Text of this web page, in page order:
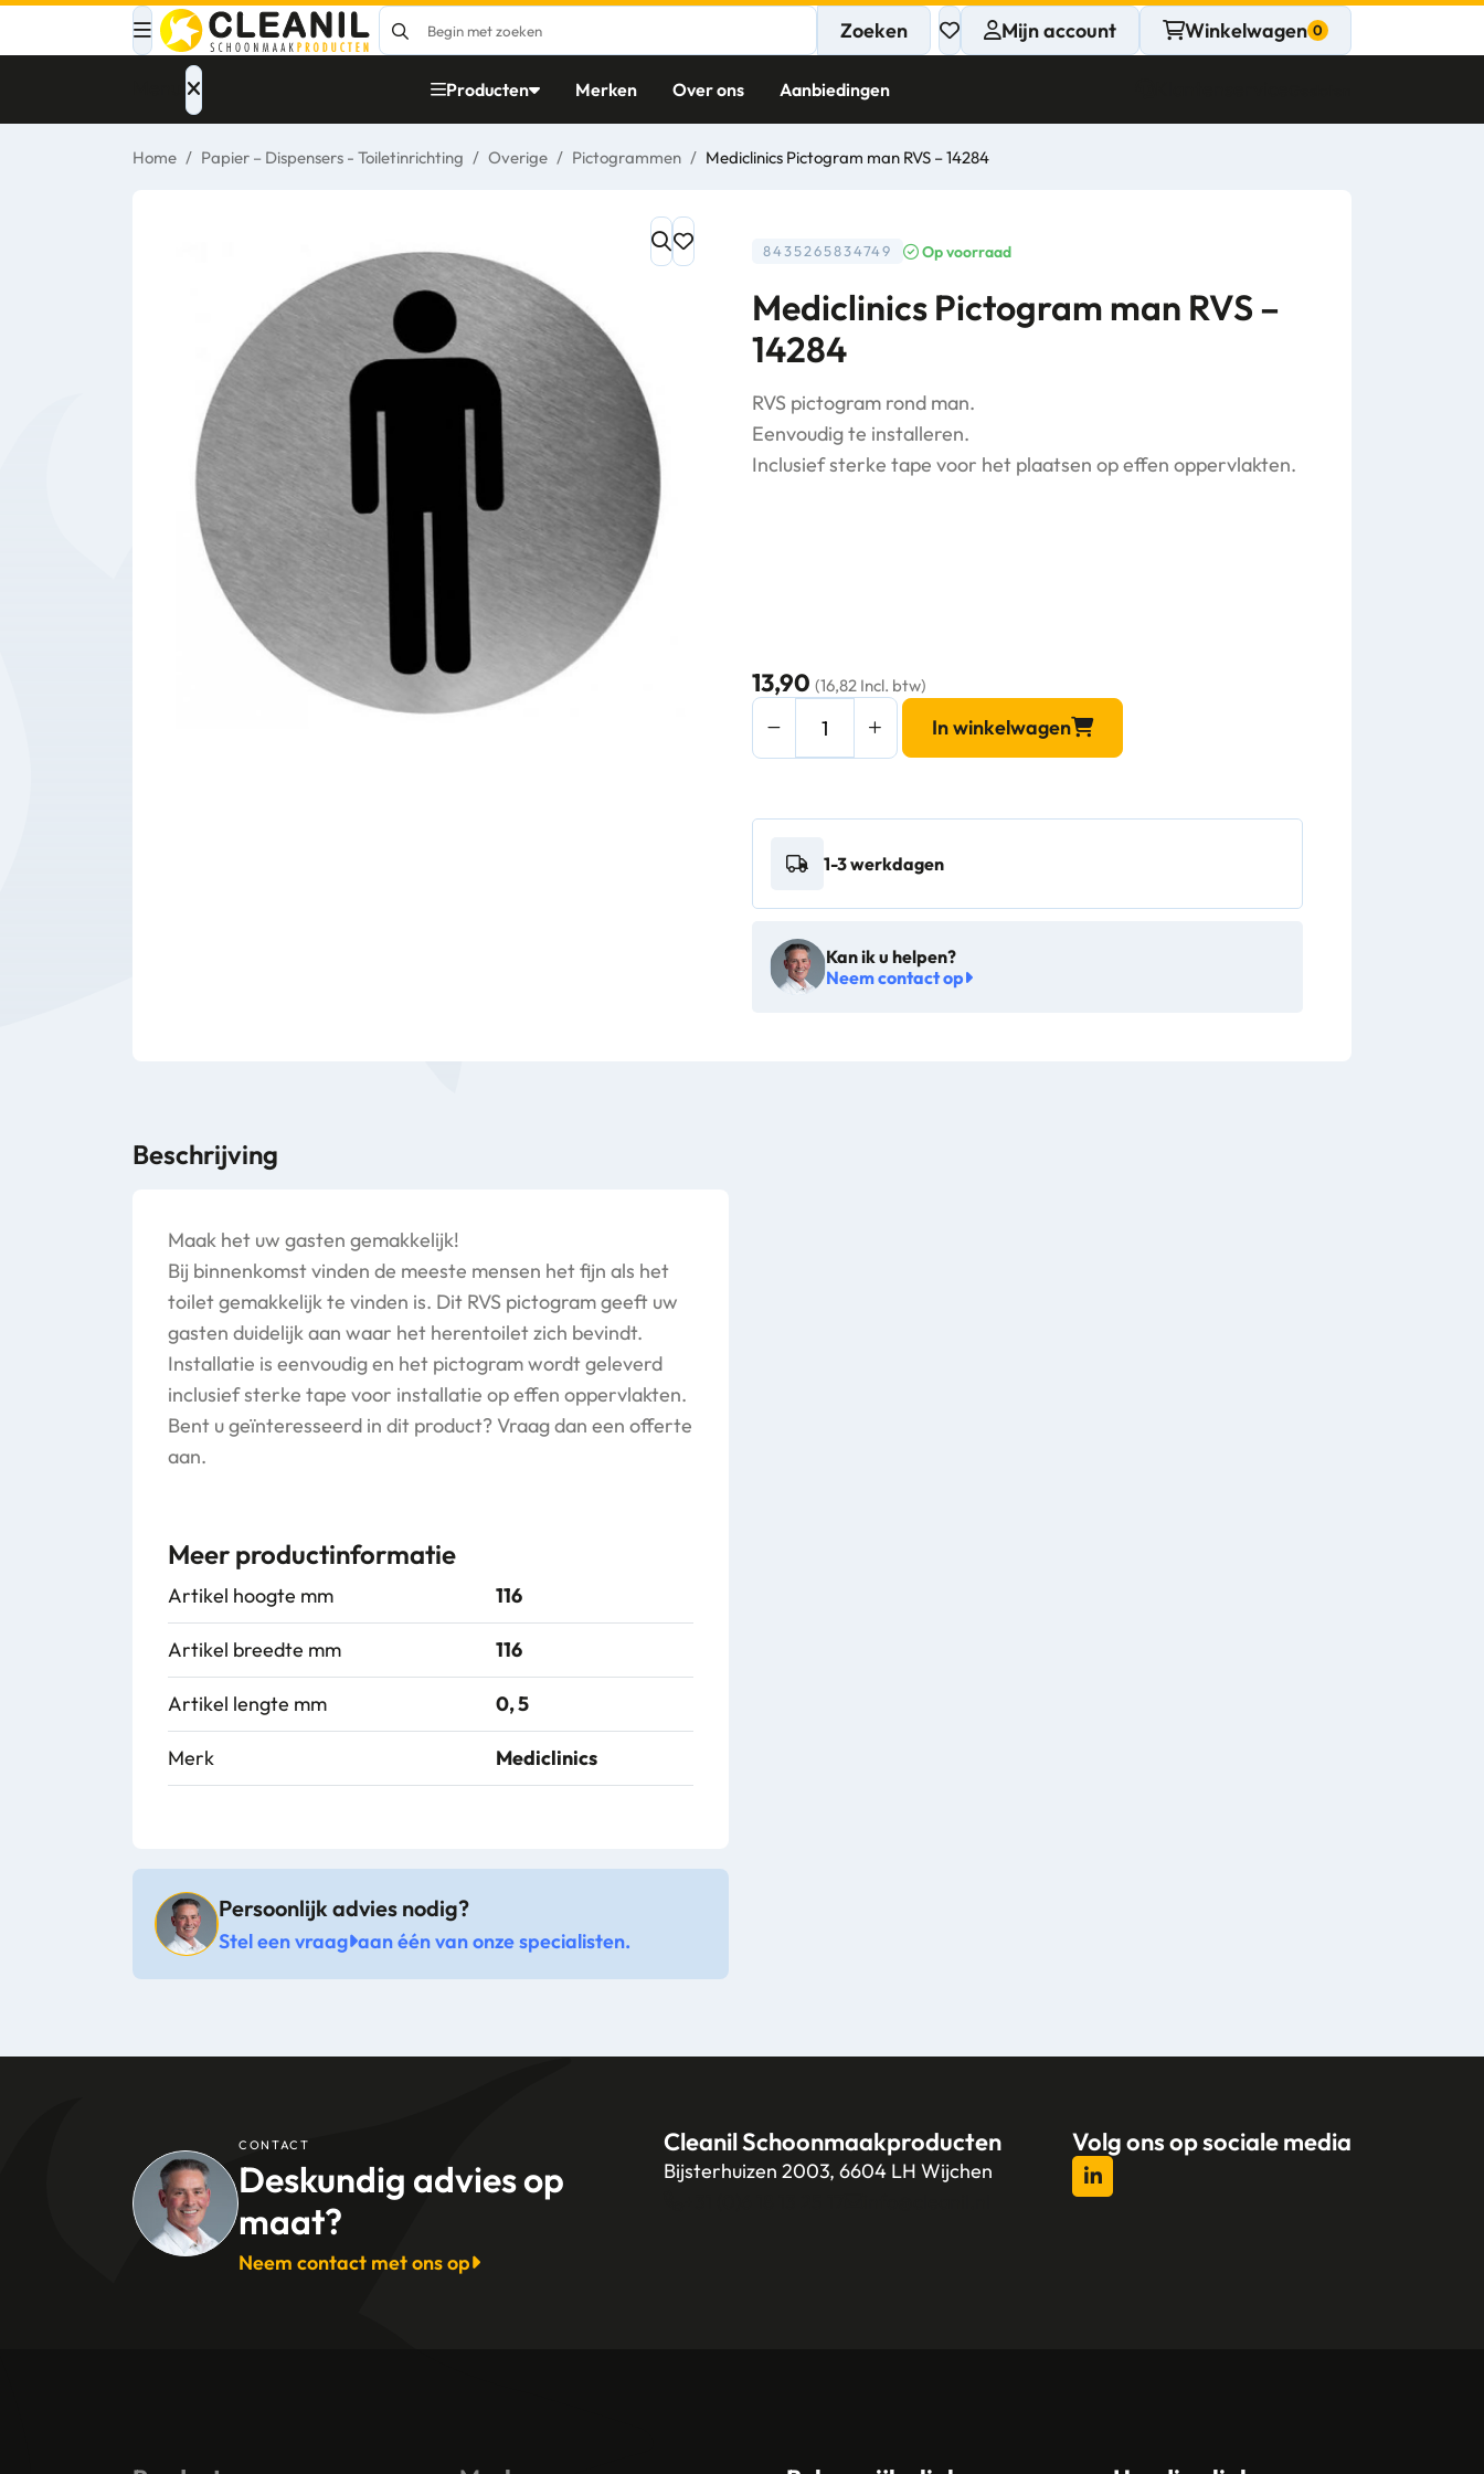
Mijn account Winkelwagen
Zoeken
Producten
Reinigingsmiddelen
Papier – Dispensers
- Toiletinrichting
Glasbewassing
Bedrijfsbenodigdheden
Machines
Persoonlijke
Bescherming
advies
Merken Over ons Aanbiedingen
Home / Papier – Dispensers - Toiletinrichting / Overige / Pictogrammen / Mediclinics Pictogram man RVS – 14284
8435265834749 Op voorraad
Mediclinics Pictogram man RVS –
14284
RVS pictogram rond man.
Eenvoudig te installeren.
Inclusief sterke tape voor het plaatsen op effen oppervlakten.
13,90(16,82 Incl. btw)
Pictogram
14284
In winkelwagen
1-3 werkdagen
Kan ik u helpen?
Neem contact op
Beschrijving
Maak het uw gasten gemakkelijk!
Bij binnenkomst vinden de meeste mensen het fijn als het
toilet gemakkelijk te vinden is. Dit RVS pictogram geeft uw
gasten duidelijk aan waar het herentoilet zich bevindt.
Installatie is eenvoudig en het pictogram wordt geleverd
inclusief sterke tape voor installatie op effen oppervlakten.
Bent u geïnteresseerd in dit product? Vraag dan een offerte
aan.
Meer productinformatie
Artikel hoogte mm 116
Artikel breedte mm 116
Artikel lengte mm 0, 5
Merk Mediclinics
Persoonlijk advies nodig?
Stel een vraag aan één van onze specialisten.
CONTACT
Deskundig advies op
maat?
Neem contact met ons op
Cleanil Schoonmaakproducten
Bijsterhuizen 2003, 6604 LH Wijchen
Volg ons op sociale media